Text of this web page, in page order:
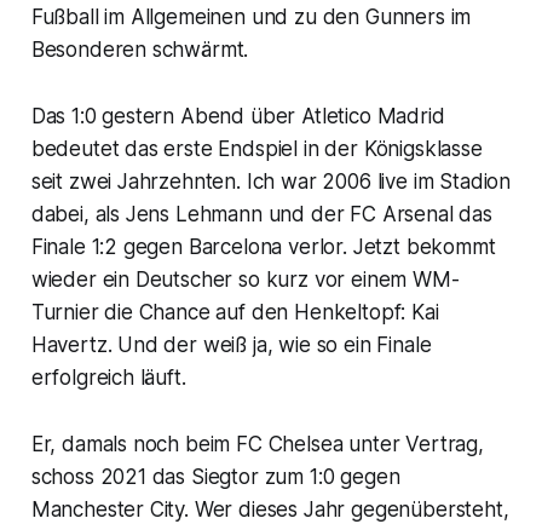
Fußball im Allgemeinen und zu den Gunners im
Besonderen schwärmt.
Das 1:0 gestern Abend über Atletico Madrid
bedeutet das erste Endspiel in der Königsklasse
seit zwei Jahrzehnten. Ich war 2006 live im Stadion
dabei, als Jens Lehmann und der FC Arsenal das
Finale 1:2 gegen Barcelona verlor. Jetzt bekommt
wieder ein Deutscher so kurz vor einem WM-
Turnier die Chance auf den Henkeltopf: Kai
Havertz. Und der weiß ja, wie so ein Finale
erfolgreich läuft.
Er, damals noch beim FC Chelsea unter Vertrag,
schoss 2021 das Siegtor zum 1:0 gegen
Manchester City. Wer dieses Jahr gegenübersteht,